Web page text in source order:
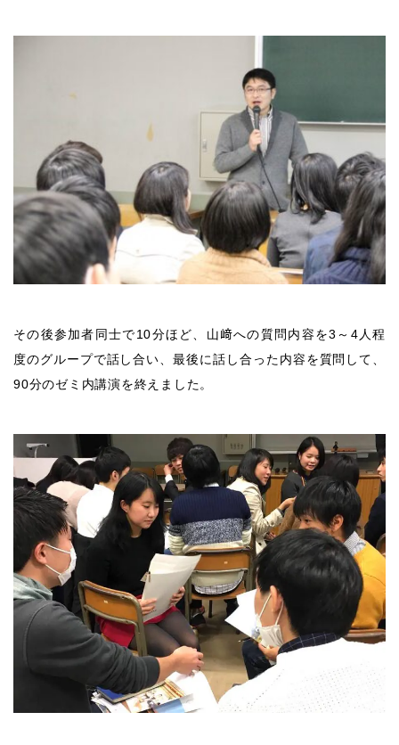
その後参加者同士で10分ほど、山﨑への質問内容を3 ～ 4 人程
度のグループで話し合い、最後に話し合った内容を質問して、
90分のゼミ内講演を終えました。